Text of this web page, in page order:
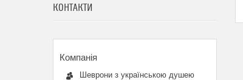
КОНТАКТИ
Шеврони з українською душею